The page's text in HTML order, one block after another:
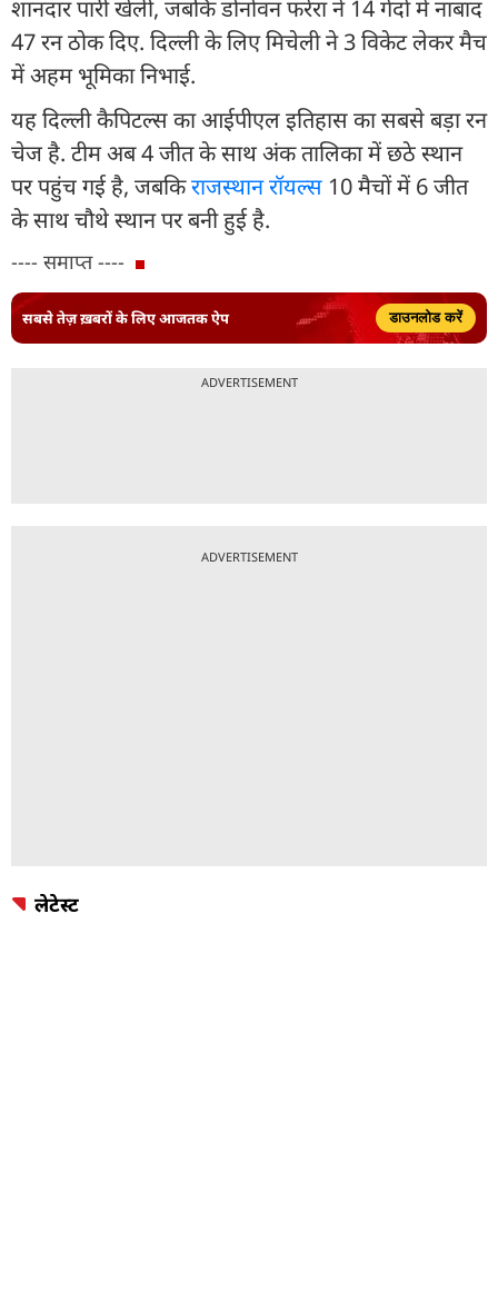
शानदार पारी खेली, जबकि डोनोवन फरेरा ने 14 गेंदों में नाबाद
47 रन ठोक दिए. दिल्ली के लिए म‍िचेली ने 3 विकेट लेकर मैच
में अहम भूमिका निभाई.
यह दिल्ली कैपिटल्स का आईपीएल इतिहास का सबसे बड़ा रन
चेज है. टीम अब 4 जीत के साथ अंक तालिका में छठे स्थान
पर पहुंच गई है, जबकिराजस्थान रॉयल्स 10 मैचों में 6 जीत
के साथ चौथे स्थान पर बनी हुई है.
---- समाप्त ----
सबसे तेज़ ख़बरों के लिए आजतक ऐप डाउनलोड करें
ADVERTISEMENT
ADVERTISEMENT
लेटेस्ट